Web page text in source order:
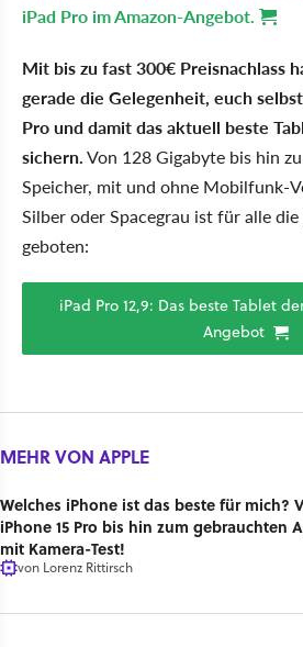
iPad Pro im Amazon-Angebot.
Mit bis zu fast 300€ Preisnachlass
gerade die Gelegenheit, euch
Pro und damit das aktuell beste
sichern.Von 128 Gigabyte bis hin
Speicher, mit und ohne Mobilfunk-
Silber oder Spacegrau ist für alle
geboten:
iPad Pro 12,9: Das beste Tablet
Angebot
MEHR VON APPLE
Welches iPhone ist das beste für mich?
iPhone 15 Pro bis hin zum gebrauchten
mit Kamera-Test!
von Lorenz Rittirsch